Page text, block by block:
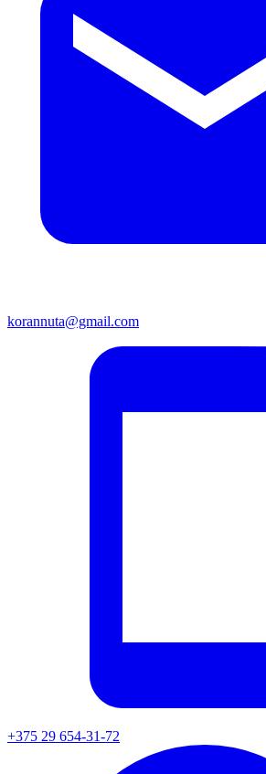
korannuta@gmail.com
+375 29 654-31-72